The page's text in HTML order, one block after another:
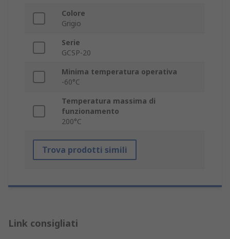
Colore
Grigio
Serie
GCSP-20
Minima temperatura operativa
-60°C
Temperatura massima di
funzionamento
200°C
Trova prodotti simili
Link consigliati